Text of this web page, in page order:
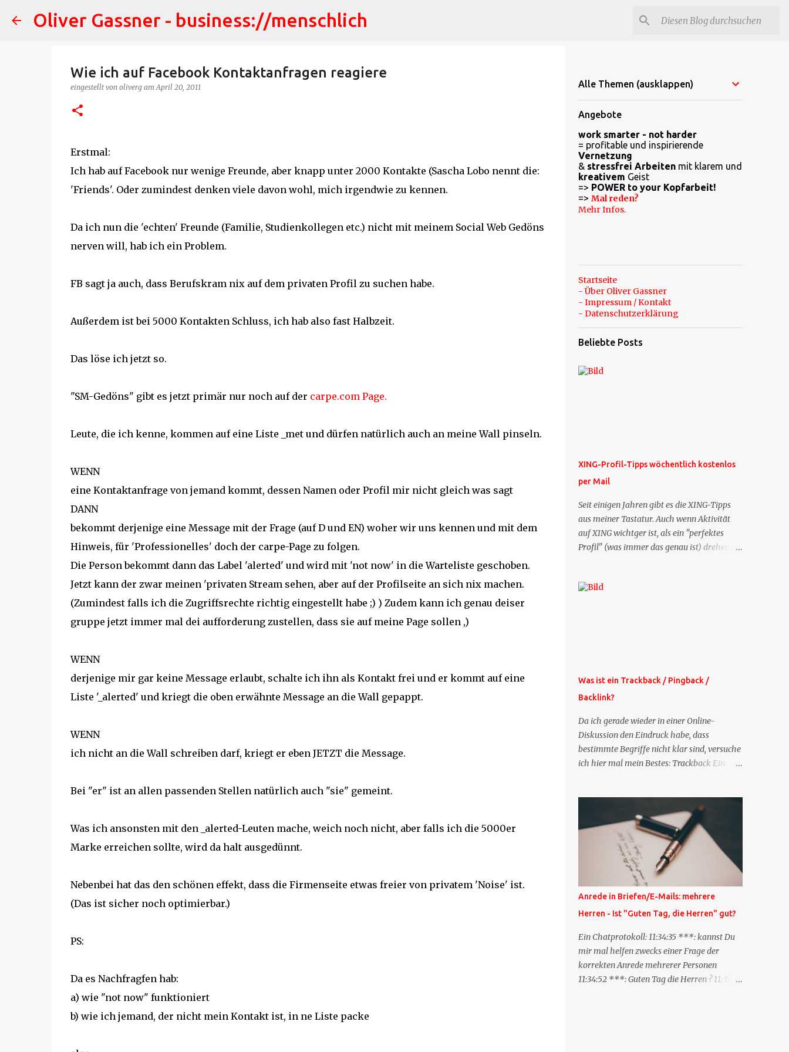
Direkt zum Hauptbereich
Oliver Gassner - business://menschlich
Wie ich auf Facebook Kontaktanfragen reagiere
eingestellt von oliverg amApril 20, 2011
Erstmal:
Ich hab auf Facebook nur wenige Freunde, aber knapp unter 2000 Kontakte (Sascha Lobo nennt die:
'Friends'. Oder zumindest denken viele davon wohl, mich irgendwie zu kennen.
Da ich nun die 'echten' Freunde (Familie, Studienkollegen etc.) nicht mit meinem Social Web Gedöns
nerven will, hab ich ein Problem.
FB sagt ja auch, dass Berufskram nix auf dem privaten Profil zu suchen habe.
Außerdem ist bei 5000 Kontakten Schluss, ich hab also fast Halbzeit.
Das löse ich jetzt so.
"SM-Gedöns" gibt es jetzt primär nur noch auf der carpe.com Page.
Leute, die ich kenne, kommen auf eine Liste _met und dürfen natürlich auch an meine Wall pinseln.
WENN
eine Kontaktanfrage von jemand kommt, dessen Namen oder Profil mir nicht gleich was sagt
DANN
bekommt derjenige eine Message mit der Frage (auf D und EN) woher wir uns kennen und mit dem
Hinweis, für 'Professionelles' doch der carpe-Page zu folgen.
Die Person bekommt dann das Label 'alerted' und wird mit 'not now' in die Warteliste geschoben.
Jetzt kann der zwar meinen 'privaten Stream sehen, aber auf der Profilseite an sich nix machen.
(Zumindest falls ich die Zugriffsrechte richtig eingestellt habe ;) ) Zudem kann ich genau deiser
gruppe jetzt immer mal dei aufforderung zustellen, dass sie auf meine Page sollen ,)
WENN
derjenige mir gar keine Message erlaubt, schalte ich ihn als Kontakt frei und er kommt auf eine
Liste '_alerted' und kriegt die oben erwähnte Message an die Wall gepappt.
WENN
ich nicht an die Wall schreiben darf, kriegt er eben JETZT die Message.
Bei "er" ist an allen passenden Stellen natürlich auch "sie" gemeint.
Was ich ansonsten mit den _alerted-Leuten mache, weich noch nicht, aber falls ich die 5000er
Marke erreichen sollte, wird da halt ausgedünnt.
Nebenbei hat das den schönen effekt, dass die Firmenseite etwas freier von privatem 'Noise' ist.
(Das ist sicher noch optimierbar.)
PS:
Da es Nachfragfen hab:
a) wie "not now" funktioniert
b) wie ich jemand, der nicht mein Kontakt ist, in ne Liste packe
Alle Themen (ausklappen)
Angebote
work smarter - not harder
= profitable und inspirierende
Vernetzung
& stressfrei Arbeitenmit klarem und
kreativem Geist
=> POWER to your Kopfarbeit!
=> Mal reden?
Mehr Infos.
Startseite
- Über Oliver Gassner
- Impressum / Kontakt
- Datenschutzerklärung
Beliebte Posts
XING-Profil-Tipps wöchentlich kostenlos
per Mail
Seit einigen Jahren gibt es die XING-Tipps
aus meiner Tastatur. Auch wenn Aktivität
auf XING wichtger ist, als ein "perfektes
Profil" (was immer das genau ist) drehen
es jetzt die Profil-Fragen zu XING als eigene
Weitere Mailangebote dieser Art sehen Sie
auf meiner XING-Seite oder hier oben rechts
im Blog. Die Profilfragen werde ich
mittelfristig aus der normalen XING-Tipp-
Mail entfernen, da ich sie so nur an einer
Stelle pflegen muss.
Was ist ein Trackback / Pingback /
Backlink?
Da ich gerade wieder in einer Online-
Diskussion den Eindruck habe, dass
bestimmte Begriffe nicht klar sind, versuche
ich hier mal mein Bestes: Trackback Ein
besagt: "Lieber Blogeintrag, ich habe einen
Kommentar zu dir geschrieben, aber nicht
bei dir in den Kommentaren sondern in
meinem Blog. Bitte vermerke das doch,
damit deine Leser auch mal vorbeischauen,
was ich zu deinem Inhalt zu sagen hatte."
Diese Nachrichtenfunktion wird
'angestoßen' in dem 'mein' Blog an die
'TrackbackURL' des Anderen einen 'Ping'
schickt, d.h. ein paar Parameter übergibt
(URL meines Eintrags, Kurzzitat meines
Beitrags). Praktisch muss man nichts
Anderes tun, als die TrackbackURL beim
Anrede in Briefen/E-Mails: mehrere
Herren - Ist "Guten Tag, die Herren" gut?
Ein Chatprotokoll: 11:34:35 ***: kannst Du
mir mal helfen zwecks einer Frage der
korrekten Anrede mehrerer Personen
11:34:52 ***: Guten Tag die Herren ? 11:35:07